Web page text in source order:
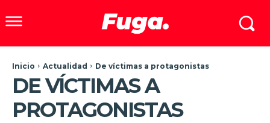
Inicio Actualidad De víctimas a protagonistas
DE VÍCTIMAS A
PROTAGONISTAS